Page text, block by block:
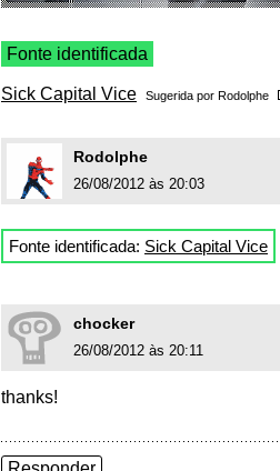
Fonte identificada
Sick Capital Vice Sugerida por Rodolphe
Rodolphe
26/08/2012 às 20:03
Fonte identificada: Sick Capital Vice
chocker
26/08/2012 às 20:11
thanks!